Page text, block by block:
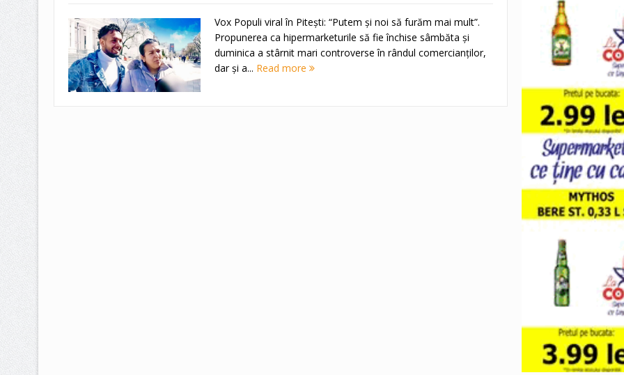
Vox Populi viral în Pitești: “Putem și noi să furăm mai mult”.
Propunerea ca hipermarketurile să fie închise sâmbăta și
duminica a stârnit mari controverse în rândul comercianților,
dar și a... Read more